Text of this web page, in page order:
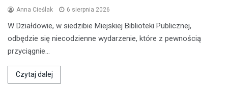
Anna Cieślak 6 sierpnia 2026
W Działdowie, w siedzibie Miejskiej Biblioteki Publicznej,
odbędzie się niecodzienne wydarzenie, które z pewnością
przyciągnie…
Czytaj dalej